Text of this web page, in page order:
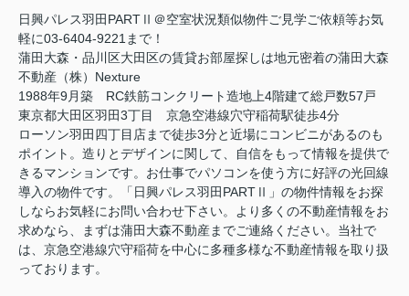
日興パレス羽田PARTⅡ＠空室状況類似物件ご見学ご依頼等お気
軽に03-6404-9221まで！
蒲田大森・品川区大田区の賃貸お部屋探しは地元密着の蒲田大森
不動産（株）Nexture
1988年9月築 RC鉄筋コンクリート造地上4階建て総戸数57戸
東京都大田区羽田3丁目 京急空港線穴守稲荷駅徒歩4分
ローソン羽田四丁目店まで徒歩3分と近場にコンビニがあるのも
ポイント。造りとデザインに関して、自信をもって情報を提供で
きるマンションです。お仕事でパソコンを使う方に好評の光回線
導入の物件です。「日興パレス羽田PARTⅡ」の物件情報をお探
しならお気軽にお問い合わせ下さい。より多くの不動産情報をお
求めなら、まずは蒲田大森不動産までご連絡ください。当社で
は、京急空港線穴守稲荷を中心に多種多様な不動産情報を取り扱
っております。